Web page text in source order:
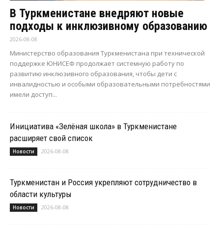
В Туркменистане внедряют новые
подходы к инклюзивному образованию
2026-08-08
Министерство образования Туркменистана при технической
поддержке ЮНИСЕФ продолжает системную работу по
развитию инклюзивного образования, чтобы дети с
инвалидностью и особыми образовательными потребностями
имели доступ...
Инициатива «Зелёная школа» в Туркменистане
расширяет свой список
Новости 2026-08-08
Туркменистан и Россия укрепляют сотрудничество в
области культуры
Новости 2026-08-08